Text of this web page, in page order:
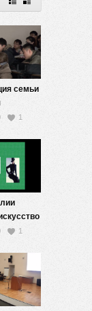
семьи
— 5 1
1